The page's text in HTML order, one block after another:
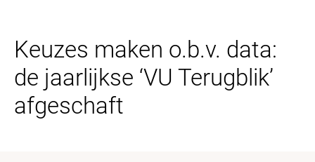
Keuzes maken o.b.v. data:
de jaarlijkse ‘VU Terugblik’